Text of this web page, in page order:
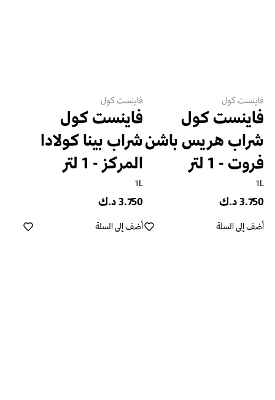
فاينست كول
فاينست كول
شراب هريس باشن
فروت - 1 لتر
1L
3.750 د.ك
أضف إلى السلة
فاينست كول
فاينست كول
شراب بينا كولادا
المركز - 1 لتر
1L
3.750 د.ك
أضف إلى السلة